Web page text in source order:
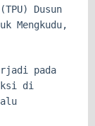
Dusun
Mengkudu,
pada
di